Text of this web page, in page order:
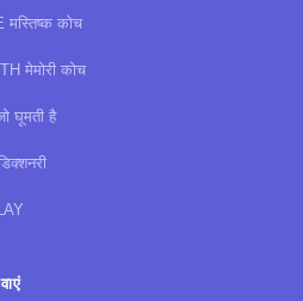
मस्तिष्क कोच
मेमोरी कोच
घूमती है